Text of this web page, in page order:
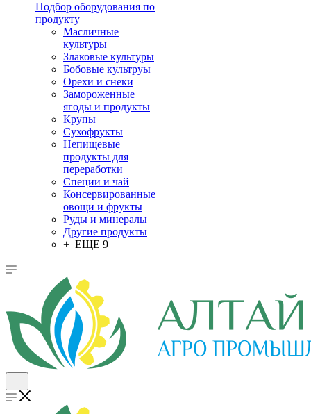
Подбор оборудования по
продукту
Масличные
культуры
Злаковые культуры
Бобовые культруы
Орехи и снеки
Замороженные
ягоды и продукты
Крупы
Сухофрукты
Непищевые
продукты для
переработки
Специи и чай
Консервированные
овощи и фрукты
Руды и минералы
Другие продукты
+ ЕЩЕ 9